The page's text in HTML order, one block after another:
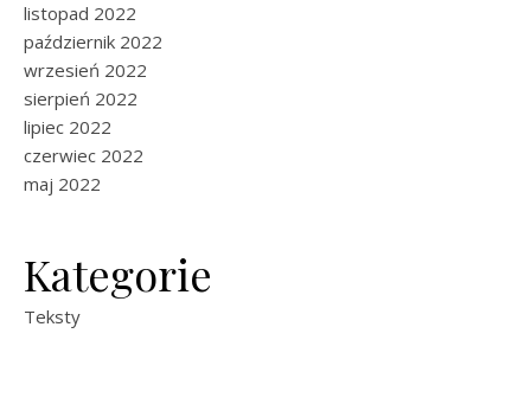
listopad 2022
październik 2022
wrzesień 2022
sierpień 2022
lipiec 2022
czerwiec 2022
maj 2022
Kategorie
Teksty